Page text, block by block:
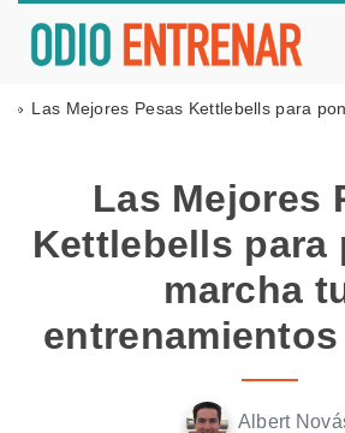
Las Mejores Pesas Kettlebells para
Las Mejores
Kettlebells para
marcha
Albert